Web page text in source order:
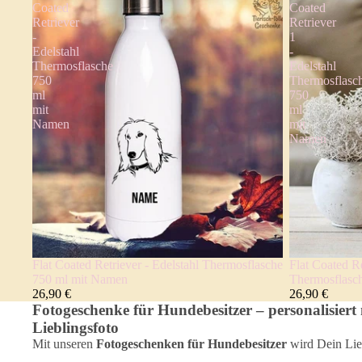
Coated
Retriever
-
Edelstahl
Thermosflasche
750
ml
mit
Namen
Flat Coated Retriever - Edelstahl Thermosflasche
750 ml mit Namen
26,90 €
Coated
Retriever
1
-
Edelstahl
750
ml
mit
Namen
Flat Coated
26,90 €
Fotogeschenke für Hundebesitzer – personalisiert
Lieblingsfoto
Mit unseren Fotogeschenken für Hundebesitzer wird Dein